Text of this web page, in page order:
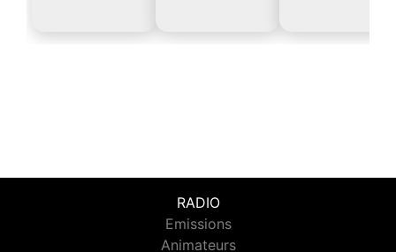
RADIO
Emissions
Animateurs